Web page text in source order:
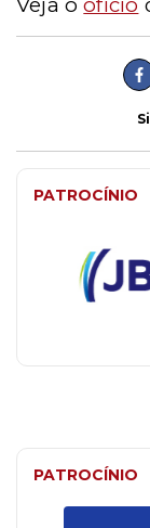
Veja oofício
PATROCÍNIO
PATROCÍNIO